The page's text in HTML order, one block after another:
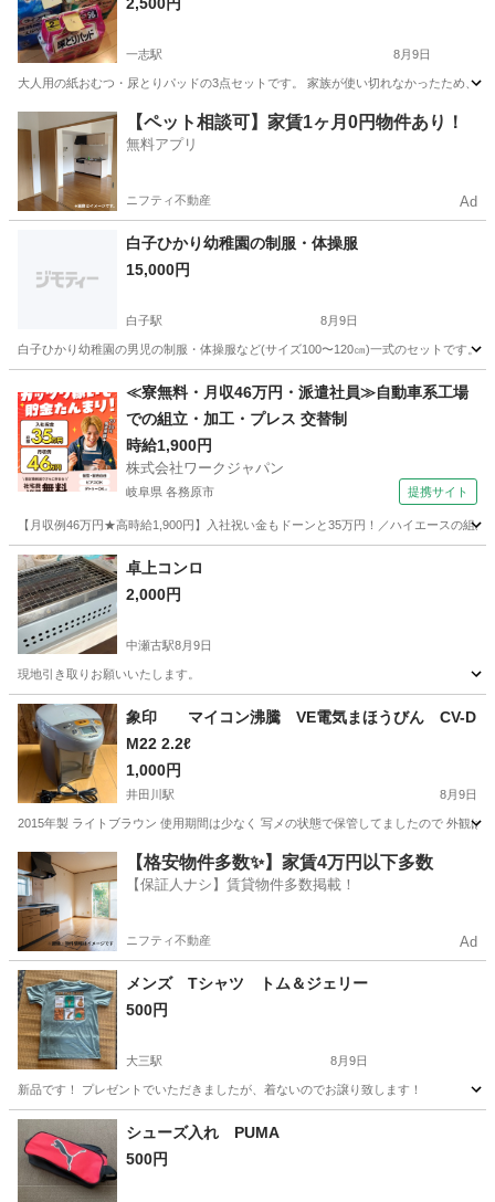
一志駅 8月9日
大人用の紙おむつ・尿とりパッドの3点セットです。 家族が使い切れなかったため、
津市 一志駅 その他
【ペット相談可】家賃1ヶ月0円物件あり！
無料アプリ
ニフティ不動産 Ad
白子ひかり幼稚園の制服・体操服
15,000円
白子駅 8月9日
白子ひかり幼稚園の男児の制服・体操服など(サイズ100〜120㎝)一式のセットです。
白子駅 その他
≪寮無料・月収46万円・派遣社員≫自動車系工場
での組立・加工・プレス 交替制
時給1,900円
株式会社ワークジャパン
岐阜県 各務原市 提携サイト
【月収例46万円★高時給1,900円】入社祝い金もドーンと35万円！／ハイエースの組
岐阜 各務原市 卓上コンロ
2,000円
中瀬古駅8月9日
現地引き取りお願いいたします。
三重 鈴鹿市 中瀬古駅 その他
象印 マイコン沸騰 VE電気まほうびん CV-D
M22 2.2ℓ
1,000円
井田川駅 8月9日
2015年製 ライトブラウン 使用期間は少なく 写メの状態で保管してましたので 外観
三重 亀山市 井田川駅 その他
【格安物件多数✨】家賃4万円以下多数
【保証人ナシ】賃貸物件多数掲載！
ニフティ不動産 Ad
メンズ Tシャツ トム＆ジェリー
500円
大三駅 8月9日
新品です！ プレゼントでいただきましたが、着ないのでお譲り致します！
三重 津市 その他
シューズ入れ PUMA
500円